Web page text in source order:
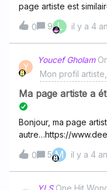
page artiste est
discographie apparait
inversement.https://
artiste allemande ( et
0 9 L il y a 4
Y
Youcef Gholam
Mon profil
Ma page artiste a
Bonjour, ma page
autre…https://
photo de profil et mon
m’appartient pas… Et
Yoücef et non pas
0 5 M il y a 4